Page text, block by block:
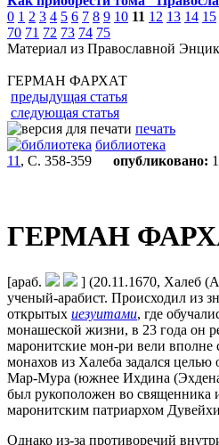
0 1 2 3 4 5 6 7 8 9 10 11 12 13 14 15
70 71 72 73 74 75
Материал из Православной
ГЕРМАН ФАРХАТ
предыдущая статья
следующая статья
печать
библиотека
11 , С. 358-359 опубликовано:
ГЕРМАН
[араб.
] (20.11.1670, Халеб
ученый-арабист. Происходил из
открытых иезуитами, где
монашеской жизни, в 23 года он
маронитские мон-ри вели вполне
монахов из Халеба задался
Мар-Мура (южнее Ихдина
был рукоположен во священника
маронитским патриархом
Однако из-за противоречий